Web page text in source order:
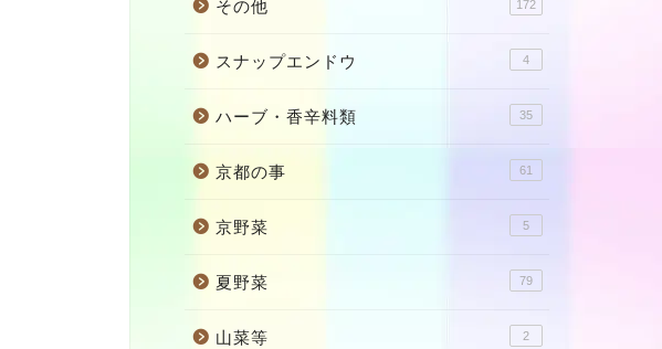
その他 172
スナップエンドウ 4
ハーブ・香辛料類 35
京都の事 61
京野菜 5
夏野菜 79
山菜等 2